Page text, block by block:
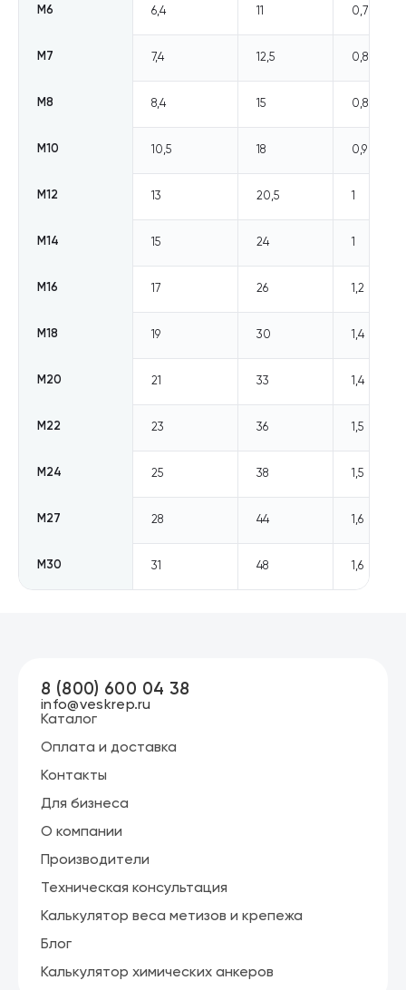
М6 6,4 11 0,7
М7 7,4 12,5 0,8
М8 8,4 15 0,8
М10 10,5 18 0,9
М12 13 20,5 1
М14 15 24 1
М16 17 26 1,2
М18 19 30 1,4
М20 21 33 1,4
М22 23 36 1,5
М24 25 38 1,5
М27 28 44 1,6
М30 31 48 1,6
Каталог
Оплата и доставка
Контакты
Для бизнеса
О компании
Производители
Техническая консультация
Калькулятор веса метизов и крепежа
Блог
Калькулятор химических анкеров
8 (800) 600 04 38
info@veskrep.ru